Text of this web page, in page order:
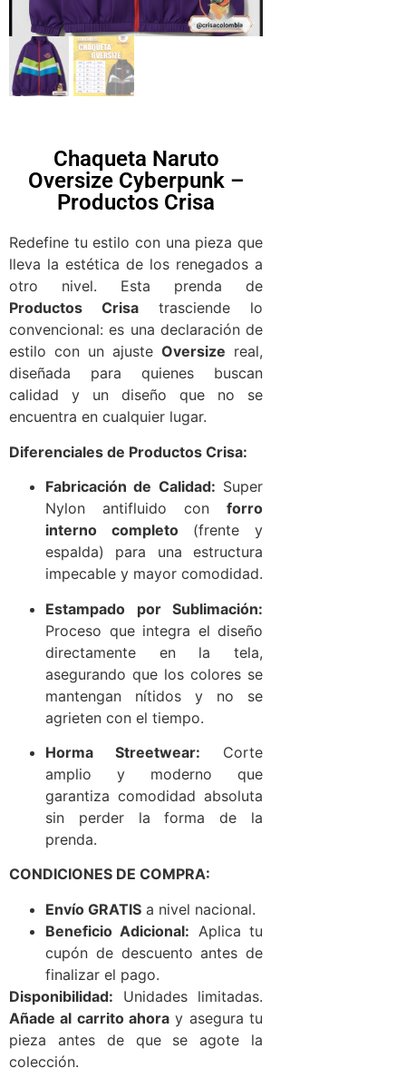
Chaqueta Naruto
Oversize Cyberpunk –
Productos Crisa
Redefine tu estilo con una pieza que
lleva la estética de los renegados a
otro nivel. Esta prenda de
Productos Crisa trasciende lo
convencional: es una declaración de
estilo con un ajuste Oversize real,
diseñada para quienes buscan
calidad y un diseño que no se
encuentra en cualquier lugar.
Diferenciales de Productos Crisa:
Fabricación de Calidad: Super
Nylon antifluido con forro
interno completo(frente y
espalda) para una estructura
impecable y mayor comodidad.
Estampado por Sublimación:
Proceso que integra el diseño
directamente en la tela,
asegurando que los colores se
mantengan nítidos y no se
agrieten con el tiempo.
Horma Streetwear: Corte
amplio y moderno que
garantiza comodidad absoluta
sin perder la forma de la
prenda.
CONDICIONES DE COMPRA:
Envío GRATIS a nivel nacional.
Beneficio Adicional: Aplica tu
cupón de descuento antes de
finalizar el pago.
Disponibilidad: Unidades limitadas.
Añade al carrito ahora y asegura tu
pieza antes de que se agote la
colección.